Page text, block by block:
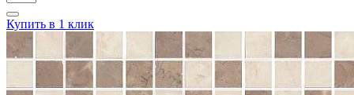
Купить в 1 клик